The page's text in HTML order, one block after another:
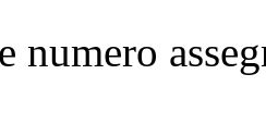
numero